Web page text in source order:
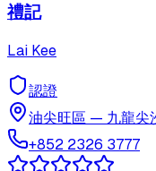
禮記
Lai Kee
認證
油尖旺區 — 九龍尖
+852 2326 3777